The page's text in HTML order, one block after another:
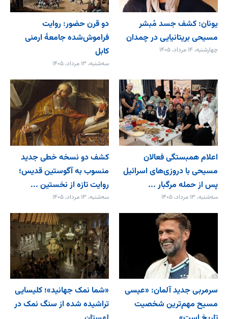
یونان: کشف جسد مُبشر
مسیحی بریتانیایی در چمدان
چهارشنبه، ۱۴ مرداد، ۱۴۰۵
دو قرن حضور: روایت
فراموش‌شده جامعۀ ارمنی
کابل
سه‌شنبه، ۱۳ مرداد، ۱۴۰۵
اعلام همبستگی فعالان
مسیحی با دروزی‌های اسرائیل
پس از حمله مرگبار ...
سه‌شنبه، ۱۳ مرداد، ۱۴۰۵
کشف دو نسخه خطی جدید
منسوب به آگوستین قدیس؛
روایت تازه از نخستین ...
سه‌شنبه، ۱۳ مرداد، ۱۴۰۵
سرمربی جدید آلمان: «عیسی
مسیح مهم‌ترین شخصیت
«شما نمک جهانید»؛ کلیسایی
تراشیده شده از سنگ نمک در